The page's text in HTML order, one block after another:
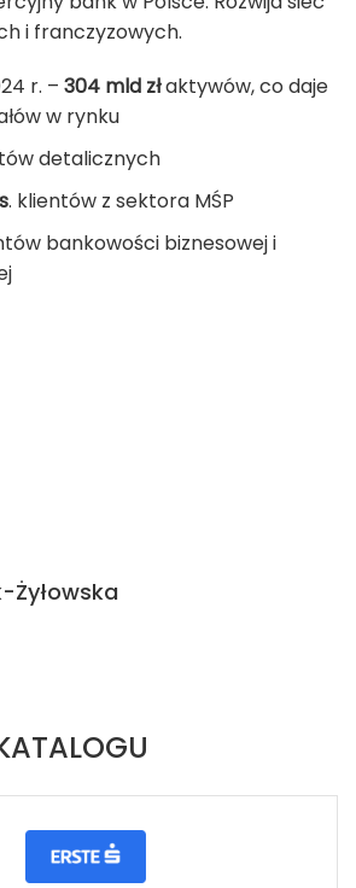
i franczyzowych.
r. – 304 mld złaktywów, co daje
w rynku
detalicznych
. klientów z sektora MŚP
bankowości biznesowej i
Żyłowska